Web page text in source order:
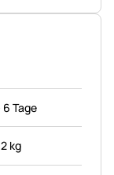
6 Tage
kg